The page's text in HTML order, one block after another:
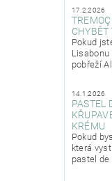
17.2.2026
Pokud
Lisabonu
pobřeží
14.1.2026
PASTEL
KRÉMU
Pokud
která
pastel de